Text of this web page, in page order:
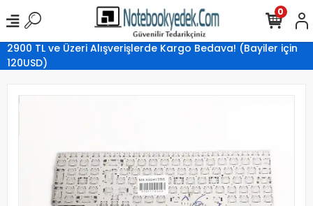
2900 TL ve Üzeri Alışverişlerde Kargo Bedava! (Bayiler için
120USD)
0